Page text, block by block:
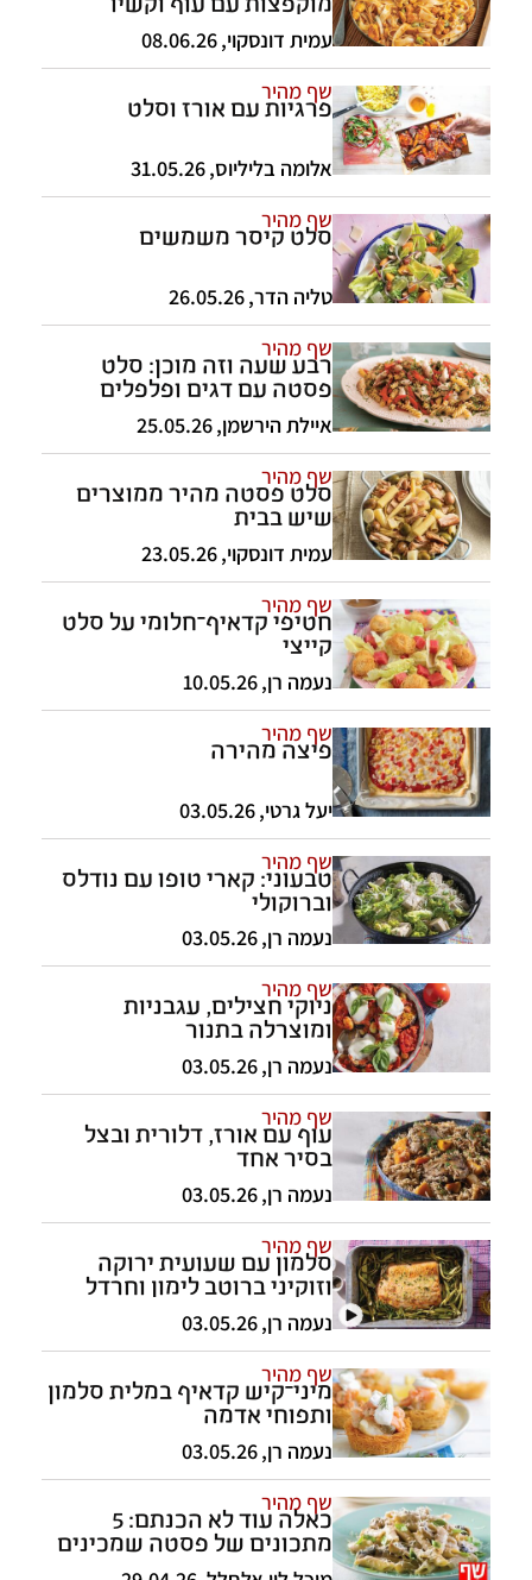
עמית דונסקוי,
08.06.26
שף מהיר
פרגיות עם אורז וסלט
אלומה בליליוס,
31.05.26
שף מהיר
סלט קיסר משמשים
טליה הדר,
26.05.26
שף מהיר
רבע שעה וזה מוכן: סלט
פסטה עם דגים ופלפלים
איילת הירשמן,
25.05.26
שף מהיר
סלט פסטה מהיר ממוצרים
שיש בבית
עמית דונסקוי,
23.05.26
שף מהיר
חטיפי קדאיף־חלומי על סלט
קייצי
נעמה רן,
10.05.26
שף מהיר
פיצה מהירה
יעל גרטי,
03.05.26
שף מהיר
טבעוני: קארי טופו עם נודלס
וברוקולי
נעמה רן,
03.05.26
שף מהיר
ניוקי חצילים, עגבניות
ומוצרלה בתנור
נעמה רן,
03.05.26
שף מהיר
עוף עם אורז, דלורית ובצל
בסיר אחד
נעמה רן,
03.05.26
שף מהיר
סלמון עם שעועית ירוקה
וזוקיני ברוטב לימון וחרדל
נעמה רן,
03.05.26
שף מהיר
מיני־קיש קדאיף במלית סלמון
ותפוחי אדמה
נעמה רן,
03.05.26
שף מהיר
כאלה עוד לא הכנתם: 5
מתכונים של פסטה שמכינים
בסיר אחד